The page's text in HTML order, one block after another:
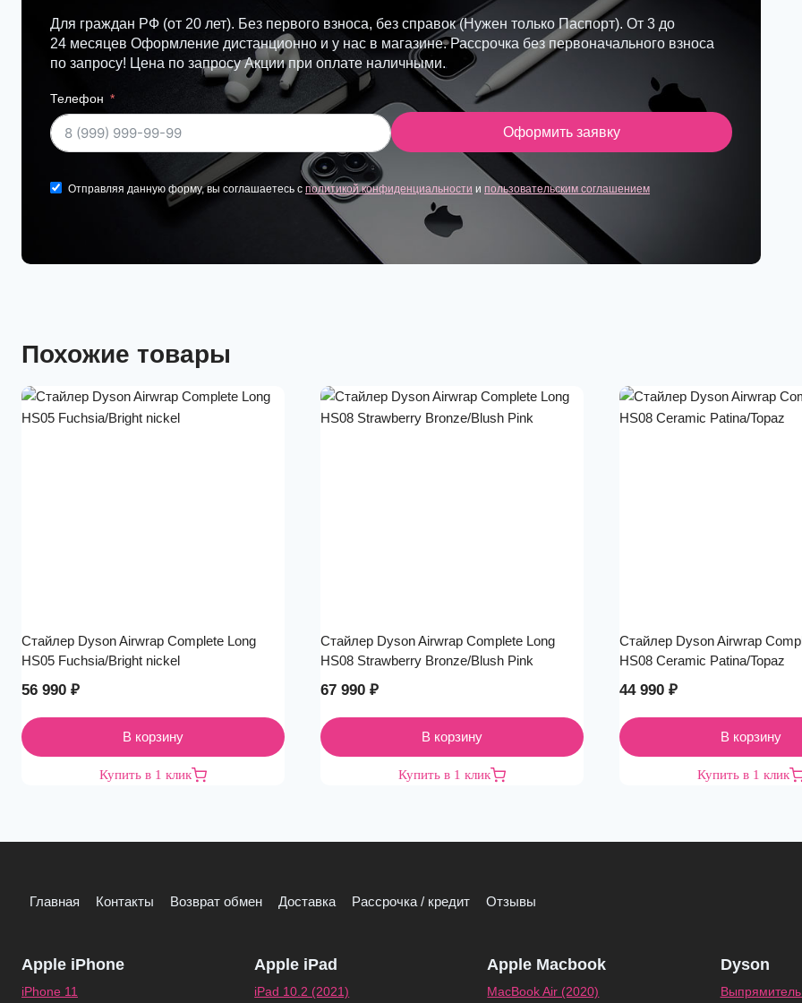
Для граждан РФ (от 20 лет). Без первого взноса, без справок (Нужен только Паспорт). От 3 до
24 месяцев Оформление дистанционно и у нас в магазине. Рассрочка без первоначального взноса
по запросу! Цена по запросу Акции при оплате наличными.
Телефон
Оформить заявку
Отправляя данную форму, вы соглашаетесь с политикой конфиденциальности и пользовательским соглашением
Похожие товары
Стайлер Dyson Airwrap Complete Long
HS05 Fuchsia/Bright nickel
56 990 ₽
В корзину
Купить в 1 клик
Стайлер Dyson Airwrap Complete Long
HS08 Strawberry Bronze/Blush Pink
67 990 ₽
В корзину
Купить в 1 клик
Стайлер Dyson Airwrap
HS08 Ceramic Patina/Topaz
44 990 ₽
В корзину
Купить в 1 клик
Главная Контакты Возврат обмен Доставка Рассрочка / кредит Отзывы
Apple iPhone
iPhone 11
Apple iPad
iPad 10.2 (2021)
Apple Macbook
MacBook Air (2020)
Dyson